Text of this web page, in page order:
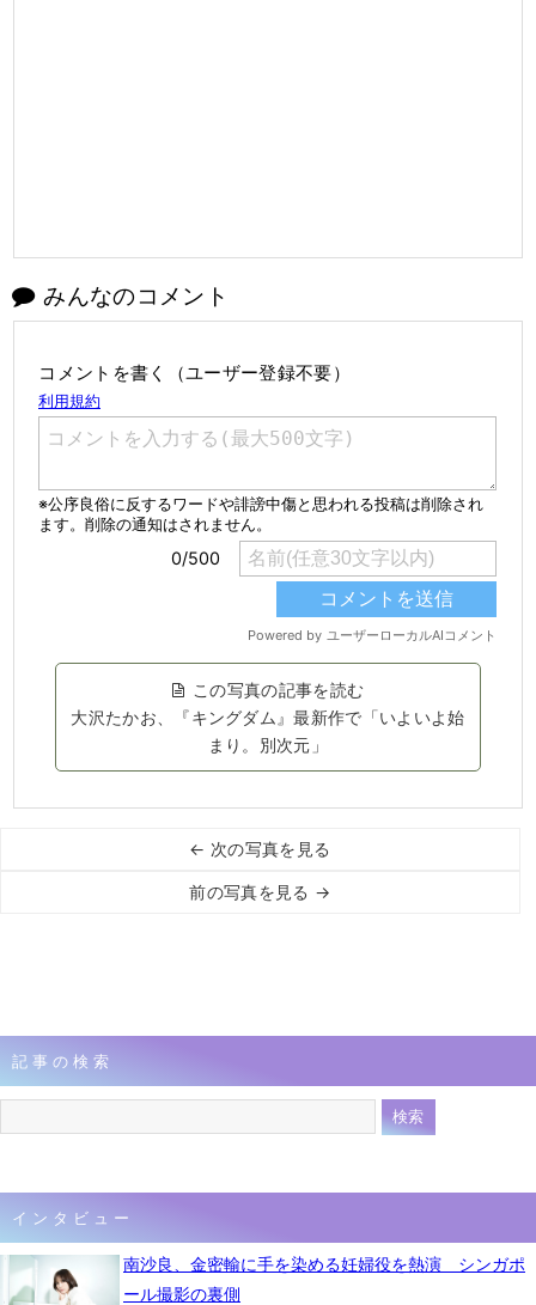
みんなのコメント
コメントを書く（ユーザー登録不要）
この写真の記事を読む
大沢たかお、『キングダム』最新作で「いよいよ始
まり。別次元」
← 次の写真を見る
前の写真を見る →
記事の検索
インタビュー
南沙良、金密輸に手を染める妊婦役を熱演 シンガポ
ール撮影の裏側